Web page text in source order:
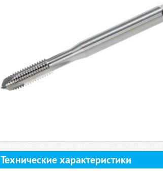
Технические характеристики